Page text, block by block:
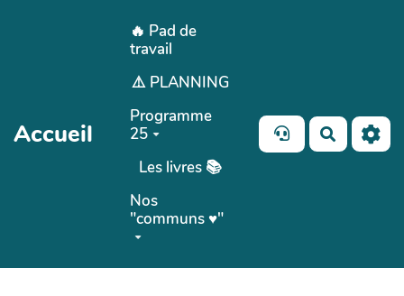
Aller au contenu principal
Accueil
🔥 Pad de
travail
⚠️ PLANNING
Programme
25
Les livres 📚
Nos
"communs ♥️"